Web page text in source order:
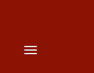
Toggle